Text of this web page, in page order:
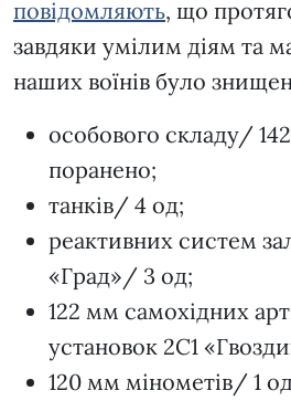
повідомляють, що
завдяки умілим діям та
наших воїнів було
особового складу/
поранено;
танків/ 4 од;
реактивних систем
«Град»/ 3 од;
122 мм самохідних
установок 2С1
120 мм мінометів/ 1